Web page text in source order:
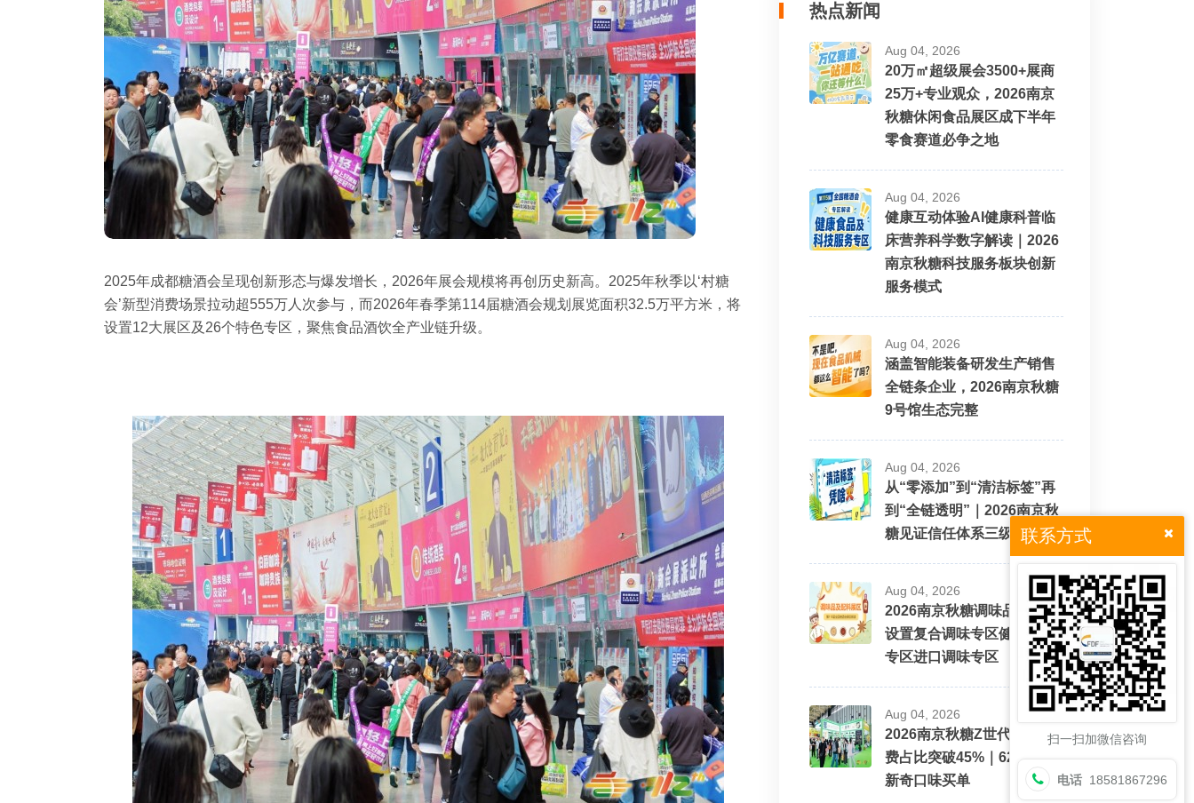
‌2025年成都糖酒会呈现创新形态与爆发增长，2026年展会规模将再创历史新高。‌2025年秋季以‘‌村糖
会’新型消费场景拉动超555万人次参与，而2026年春季第114届糖酒会规划展览面积32.5万平方米，将
设置12大展区及26个特色专区，聚焦食品酒饮全产业链升级。
热点新闻
Aug 04, 2026
20万㎡超级展会3500+展商
25万+专业观众，2026南京
秋糖休闲食品展区成下半年
零食赛道必争之地
Aug 04, 2026
健康互动体验AI健康科普临
床营养科学数字解读｜2026
南京秋糖科技服务板块创新
服务模式
Aug 04, 2026
涵盖智能装备研发生产销售
全链条企业，2026南京秋糖
9号馆生态完整
Aug 04, 2026
从“零添加”到“清洁标签”再
到“全链透明”｜2026南京秋
糖见证信任体系三级跳
Aug 04, 2026
2026南京秋糖调味品展区将
设置复合调味专区健康配料
专区进口调味专区
Aug 04, 2026
2026南京秋糖Z世代酒水消
费占比突破45%｜62%愿为
新奇口味买单
联系方式
扫一扫加微信咨询
电话 18581867296